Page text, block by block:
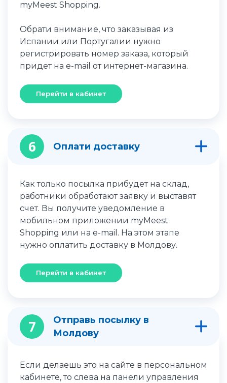
myMeest Shopping.
Обрати внимание, что заказывая из
Испании или Португалии нужно
регистрировать номер заказа, который
придет на e-mail от интернет-магазина.
Перейти в кабинет
6 Оплати доставку
Как только посылка прибудет на склад,
работники обработают заявку и выставят
счет. Вы получите уведомление в
мобильном приложении myMeest
Shopping или на e-mail. На этом этапе
нужно оплатить доставку в Молдову.
Перейти в кабинет
7
Отправь посылку в
Молдову
Если делаешь это на сайте в персональном
кабинете, то слева на панели управления